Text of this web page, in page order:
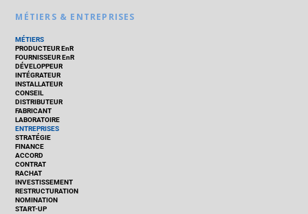
MÉTIERS & ENTREPRISES
MÉTIERS
PRODUCTEUR EnR
FOURNISSEUR EnR
DÉVELOPPEUR
INTÉGRATEUR
INSTALLATEUR
CONSEIL
DISTRIBUTEUR
FABRICANT
LABORATOIRE
ENTREPRISES
STRATÉGIE
FINANCE
ACCORD
CONTRAT
RACHAT
INVESTISSEMENT
RESTRUCTURATION
NOMINATION
START-UP